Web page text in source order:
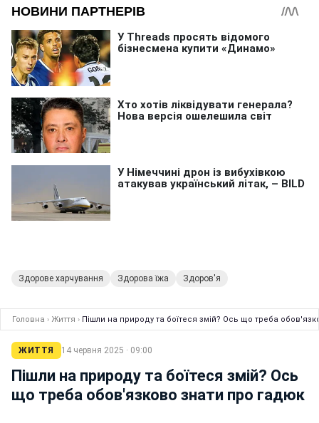
Здорове харчування Здорова їжа Здоров'я
Головна › Життя › Пішли на природу та боїтеся змій? Ось що треба
ЖИТТЯ 14 червня 2025 · 09:00
Пішли на природу та боїтеся змій? Ось
що треба обов'язково знати про гадюк